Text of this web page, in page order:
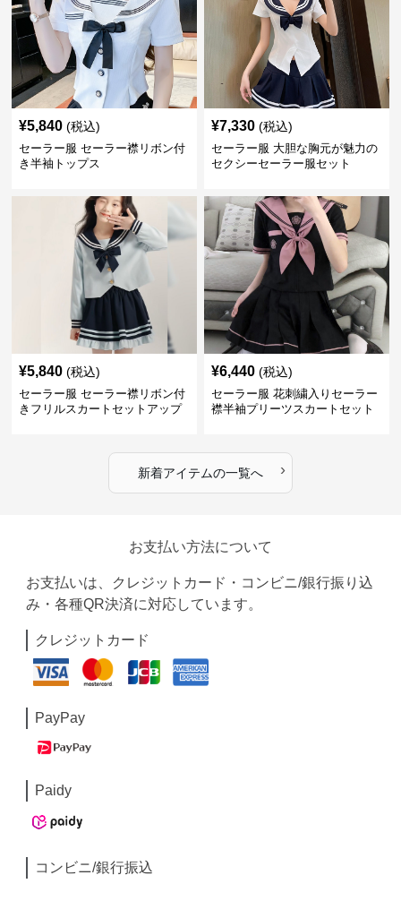
¥5,840 (税込)
セーラー服 セーラー襟リボン付
き半袖トップス
¥7,330 (税込)
セーラー服 大胆な胸元が魅力の
セクシーセーラー服セット
¥5,840 (税込)
セーラー服 セーラー襟リボン付
きフリルスカートセットアップ
¥6,440 (税込)
セーラー服 花刺繍入りセーラー
襟半袖プリーツスカートセット
新着アイテムの一覧へ ›
お支払い方法について
お支払いは、クレジットカード・コンビニ/銀行振り込
み・各種QR決済に対応しています。
クレジットカード
PayPay
Paidy
コンビニ/銀行振込